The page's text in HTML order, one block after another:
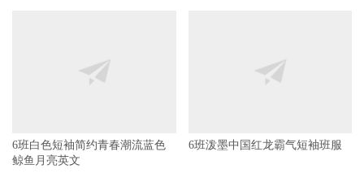
6班白色短袖简约青春潮流蓝色
鲸鱼月亮英文
6班泼墨中国红龙霸气短袖班服